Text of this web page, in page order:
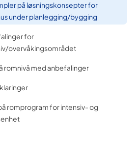
på løsningskonsepter for
under planlegging/bygging
for
overvåkingsområdet
romnivå med anbefalinger
romprogram for intensiv- og